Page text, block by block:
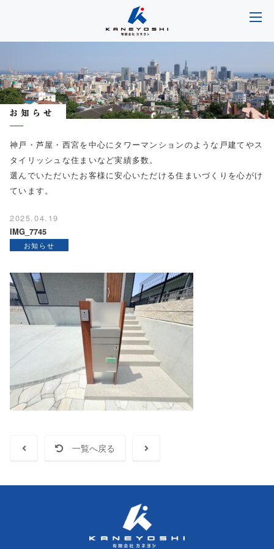
神戸・芦屋・西宮を中心にタワーマンションのような戸建てやス
タイリッシュな住まいなど実績多数。
選んでいただいたお客様に安心いただける住まいづくりを心がけ
ています。
2025.04.19
IMG_7745
お知らせ
一覧へ戻る